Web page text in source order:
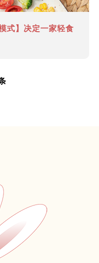
式】决定一家轻食